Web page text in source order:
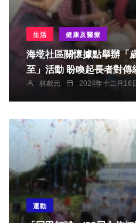
生活 健康及醫療
海墘社區關懷據點舉辦「
至」活動 盼喚起長
林獻元 2024年十二月16
運動